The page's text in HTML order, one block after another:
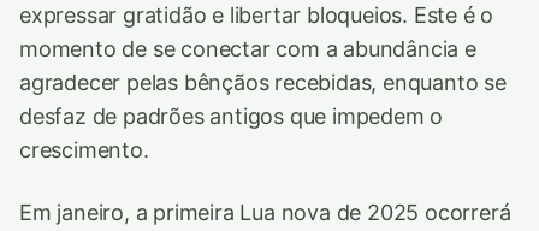
expressar gratidão e libertar bloqueios. Este é o
momento de se conectar com a abundância e
agradecer pelas bênçãos recebidas, enquanto se
desfaz de padrões antigos que impedem o
crescimento.
Em janeiro, a primeira Lua nova de 2025 ocorrerá